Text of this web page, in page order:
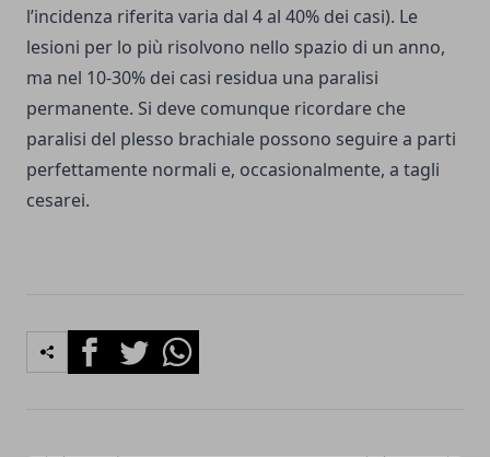
l’incidenza riferita varia dal 4 al 40% dei casi). Le
lesioni per lo più risolvono nello spazio di un anno,
ma nel 10-30% dei casi residua una paralisi
permanente. Si deve comunque ricordare che
paralisi del plesso brachiale possono seguire a parti
perfettamente normali e, occasionalmente, a tagli
cesarei.
FacebookTwitterWhatsapp